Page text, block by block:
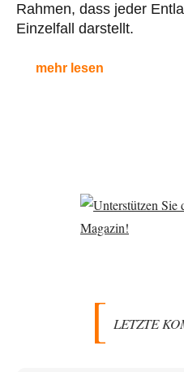
Rahmen, dass jeder
Einzelfall darstellt.
mehr lesen
LETZTE